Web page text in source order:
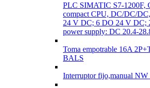
PLC SIMATIC S7-1200F,
compact CPU, DC/DC/
24 V DC; 6 DO 24 V DC;
power supply: DC 20.4-
Toma empotrable 16A
BALS
Interruptor fijo,manual